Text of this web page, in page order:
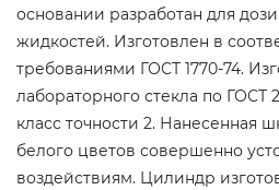
основании разработан для
жидкостей. Изготовлен в
требованиями ГОСТ 1770-74.
лабораторного стекла по ГОСТ
класс точности 2. Нанесенная
белого цветов совершенно
воздействиям. Цилиндр